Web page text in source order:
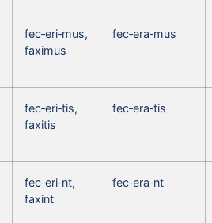
fec‑eri‑mus,
faximus
fec‑era‑mus
fec‑eri‑tis,
faxitis
fec‑era‑tis
fec‑eri‑nt,
faxint
fec‑era‑nt